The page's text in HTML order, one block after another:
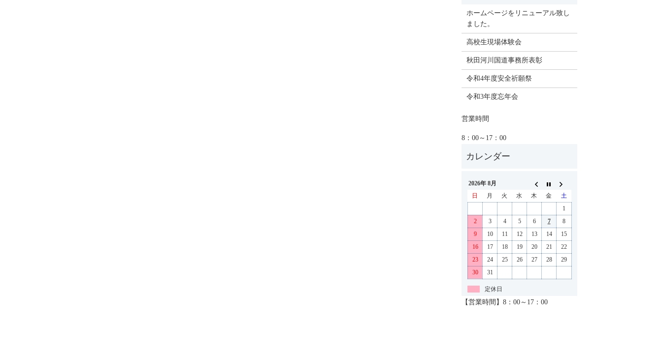
ホームページをリニューアル致し
ました。
高校生現場体験会
秋田河川国道事務所表彰
令和4年度安全祈願祭
令和3年度忘年会
営業時間
8：00～17：00
2026年 8月
日
月 火 水 木 金
土
1
2
3 4 5 6 7
8
9
10 11 12 13 14
15
16
17 18 19 20 21
22
23
24 25 26 27 28
29
30
31
定休日
【営業時間】8：00～17：00